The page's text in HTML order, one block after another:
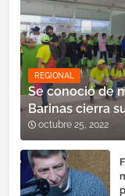
REGIONAL
Se conoció de
Barinas cierra
octubre 25, 2022